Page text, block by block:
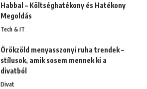
Habbal – Költséghatékony és Hatékony
Megoldás
Tech & IT
Örökzöld menyasszonyi ruha trendek –
stílusok, amik sosem mennek ki a
divatból
Divat